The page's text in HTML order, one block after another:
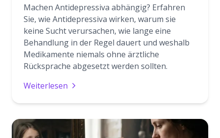
Machen Antidepressiva abhängig? Erfahren
Sie, wie Antidepressiva wirken, warum sie
keine Sucht verursachen, wie lange eine
Behandlung in der Regel dauert und weshalb
Medikamente niemals ohne ärztliche
Rücksprache abgesetzt werden sollten.
Weiterlesen